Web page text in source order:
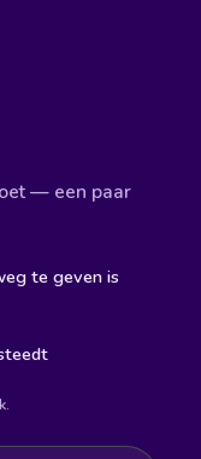
— een paar
te geven is